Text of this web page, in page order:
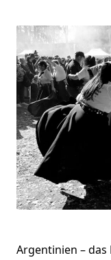
Argentinien –